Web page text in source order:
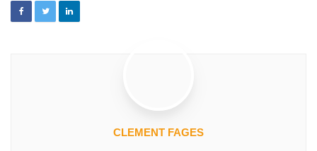
CLEMENT FAGES